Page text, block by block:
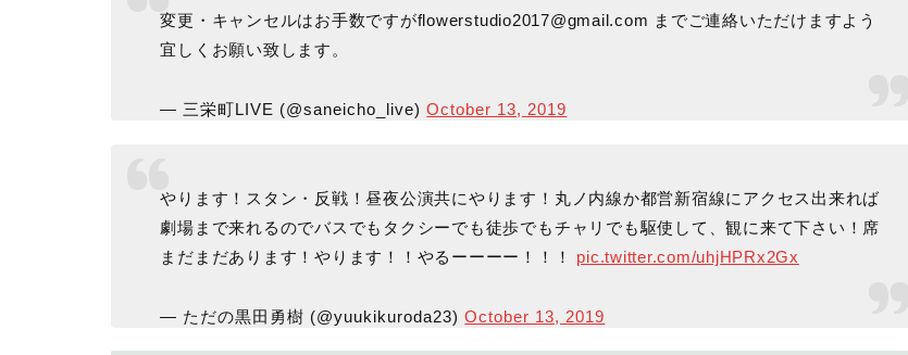
変更・キャンセルはお手数ですがflowerstudio2017@gmail.com までご連絡いただけますよう
宜しくお願い致します。
— 三栄町LIVE (@saneicho_live)October 13, 2019
やります！スタン・反戦！昼夜公演共にやります！丸ノ内線か都営新宿線にアクセス出来れば
劇場まで来れるのでバスでもタクシーでも徒歩でもチャリでも駆使して、観に来て下さい！席
まだまだあります！やります！！やるーーーー！！！ pic.twitter.com/uhjHPRx2Gx
— ただの黒田勇樹 (@yuukikuroda23)October 13, 2019